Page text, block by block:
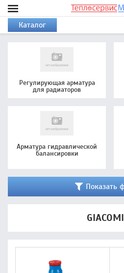
Каталог
Регулирующая арматура
для радиаторов
Арматура гидравлической
балансировки
Показать